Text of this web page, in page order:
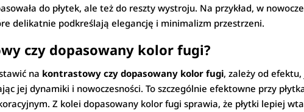
do płytek, ale też do reszty wystroju. Na przykład, w
delikatnie podkreślają elegancję i minimalizm przestrzeni.
czy dopasowany kolor fugi?
na kontrastowy czy dopasowany kolor fugi, zależy od
jej dynamiki i nowoczesności. To szczególnie efektowne przy
Z kolei dopasowany kolor fugi sprawia, że płytki lepiej